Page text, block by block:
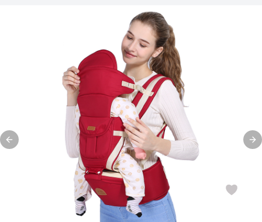
Previous slide